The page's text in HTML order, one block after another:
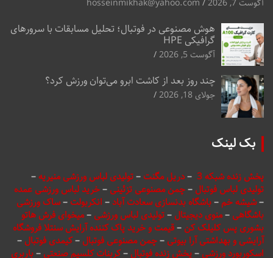
آگوست 7, 2026 hosseinmikhak@yahoo.com
هوش مصنوعی در فوتبال؛ تحلیل مسابقات با سرورهای
گرافیکی HPE
آگوست 5, 2026
چند روز بعد از کاشت ابرو می‌توان ورزش کرد؟
جولای 18, 2026
بک لینک
پخش زنده شبکه 3 –دریل مگنت–تولیدی لباس ورزشی منیریه–
تولیدی لباس فوتبال –چمن مصنوعی تزئینی –خرید لباس ورزشی عمده
–شیشه خم–باشگاه بدنسازی سعادت آباد – انکربولت–ساک ورزشی
باشگاهی –منوی دیجیتال –تولیدی لباس ورزشی –میخوای فرش هاتو
بشوری پس کلیلک کن –قیمت و خرید پاک کننده آرایش سنتلا فروشگاه
آرایشی و بهداشتی آرا بیوتی –چمن مصنوعی فوتبال –کیمدی فوتبال –
اسکوربورد ورزشی –پخش زنده فوتبال –کربنات کلسیم صنعتی –باربری